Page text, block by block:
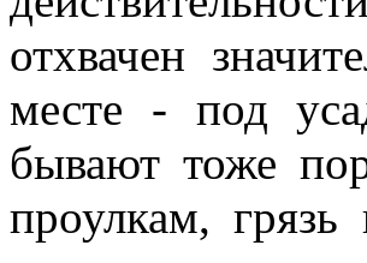
отхвачен
месте - под
бывают тоже
проулкам,